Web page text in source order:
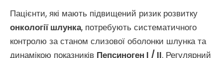
Пацієнти, які мають підвищений ризик розвитку
онкології шлунка, потребують систематичного
контролю за станом слизової оболонки шлунка та
динамікою показників Пепсиноген I / II. Регулярний